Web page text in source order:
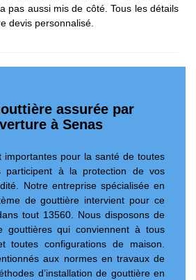
pas aussi mis de côté. Tous les détails
devis personnalisé.
assurée par
à Senas
importantes pour la santé de toutes
participent à la protection de vos
Notre entreprise spécialisée en
de gouttière intervient pour ce
tout 13560. Nous disposons de
gouttières qui conviennent à tous
toutes configurations de maison.
aux normes en travaux de
d’installation de gouttière en